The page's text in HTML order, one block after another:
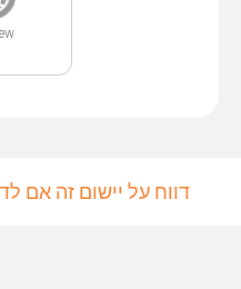
דווח על יישום זה אם